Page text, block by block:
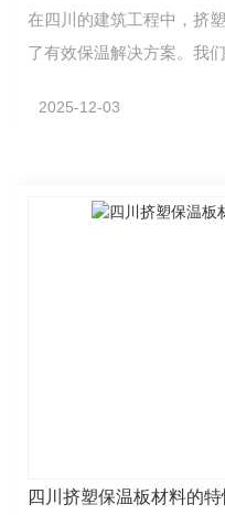
在四川的建筑工程中，挤
了有效保温解决方案。我
2025-12-03
四川挤塑保温板材料的